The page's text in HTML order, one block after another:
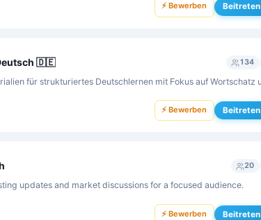
⚡ Bewerben
🇩🇪 134
für strukturiertes Deutschlernen mit Fokus auf Wortschatz
⚡ Bewerben
20
updates and market discussions for a focused audience.
⚡ Bewerben